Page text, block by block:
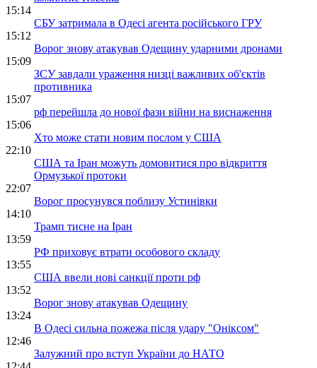
15:14
СБУ затримала в Одесі агента російського ГРУ
15:12
Ворог знову атакував Одещину ударними дронами
15:09
ЗСУ завдали ураження низці важливих об'єктів
противника
15:07
рф перейшла до нової фази війни на виснаження
15:06
Хто може стати новим послом у США
22:10
США та Іран можуть домовитися про відкриття
Ормузької протоки
22:07
Ворог просунувся поблизу Устинівки
14:10
Трамп тисне на Іран
13:59
РФ приховує втрати особового складу
13:55
США ввели нові санкції проти рф
13:52
Ворог знову атакував Одещину
13:24
В Одесі сильна пожежа після удару "Оніксом"
12:46
Залужний про вступ України до НАТО